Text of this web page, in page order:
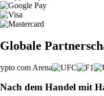
Globale
Nach dem Handel mit